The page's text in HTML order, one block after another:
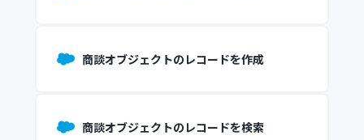
商談オブジェクトのレコードを作成
商談オブジェクトのレコードを検索